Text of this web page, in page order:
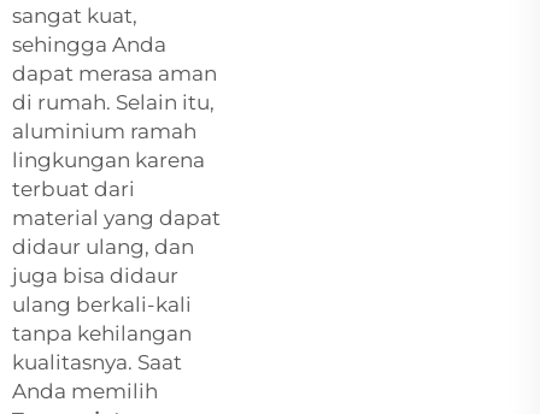
sangat kuat,
sehingga Anda
dapat merasa aman
di rumah. Selain itu,
aluminium ramah
lingkungan karena
terbuat dari
material yang dapat
didaur ulang, dan
juga bisa didaur
ulang berkali-kali
tanpa kehilangan
kualitasnya. Saat
Anda memilih